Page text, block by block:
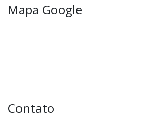
Mapa Google
Contato